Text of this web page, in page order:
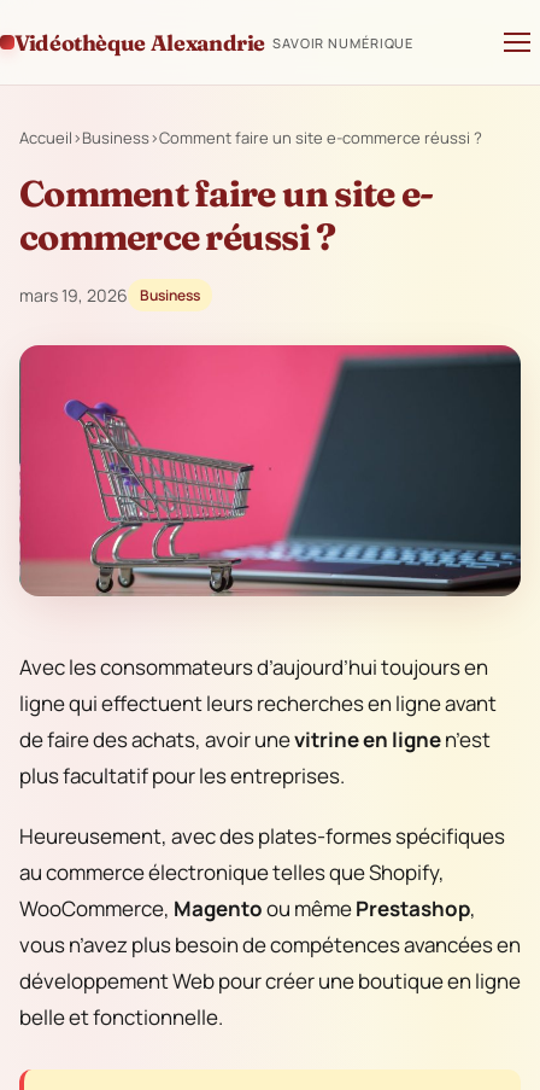
Vidéothèque Alexandrie SAVOIR NUMÉRIQUE
Accueil›Business›Comment faire un site e-commerce réussi ?
Comment faire un site e-
commerce réussi ?
mars 19, 2026 Business
Avec les consommateurs d’aujourd’hui toujours en
ligne qui effectuent leurs recherches en ligne avant
de faire des achats, avoir unevitrine en lignen’est
plus facultatif pour les entreprises.
Heureusement, avec des plates-formes spécifiques
au commerce électronique telles que Shopify,
WooCommerce, Magentoou mêmePrestashop,
vous n’avez plus besoin de compétences avancées en
développement Web pour créer une boutique en ligne
belle et fonctionnelle.